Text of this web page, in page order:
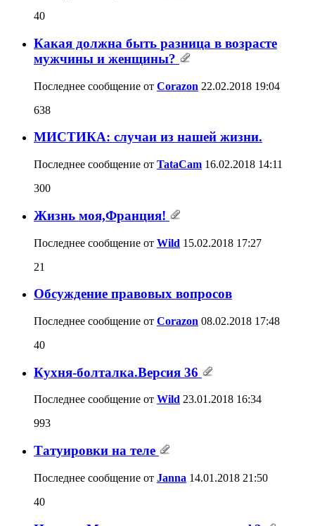
40
Какая должна быть разница в возрасте
мужчины и женщины?
Последнее сообщение от Corazon 22.02.2018 19:04
638
МИСТИКА: случаи из нашей жизни.
Последнее сообщение от TataCam 16.02.2018 14:11
300
Жизнь моя,Франция!
Последнее сообщение от Wild 15.02.2018 17:27
21
Обсуждение правовых вопросов
Последнее сообщение от Corazon 08.02.2018 17:48
40
Кухня-болталка.Версия 36
Последнее сообщение от Wild 23.01.2018 16:34
993
Татуировки на теле
Последнее сообщение от Janna 14.01.2018 21:50
40